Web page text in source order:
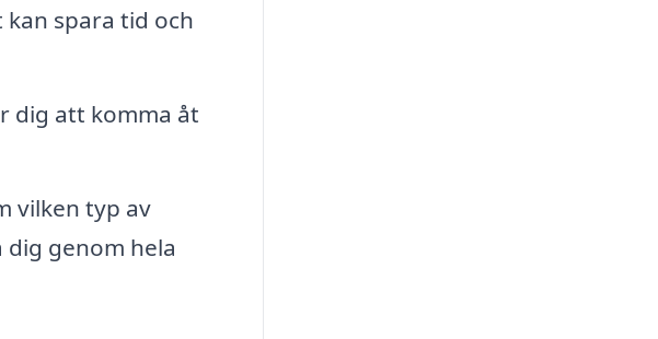
spara tid och
dig att komma åt
vilken typ av
genom hela